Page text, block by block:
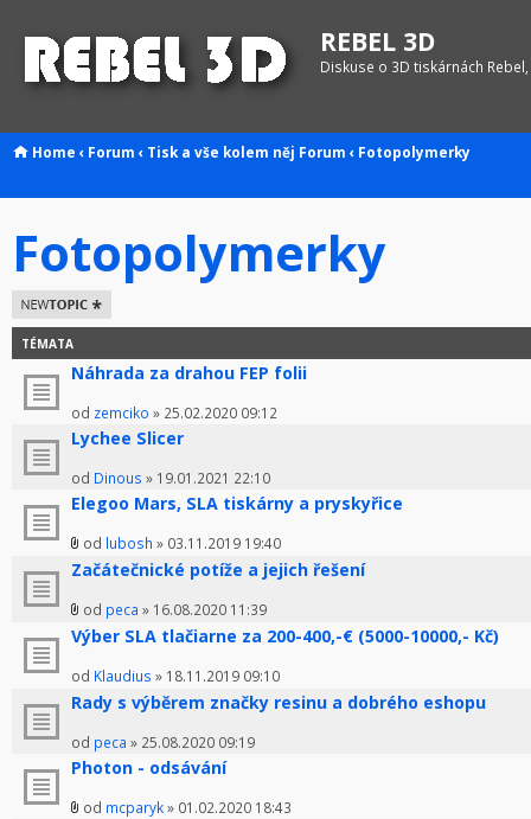
REBEL 3D
Diskuse o 3D tiskárnách
Home ‹ Forum ‹ Tisk a vše kolem něj Forum ‹ Fotopolymerky
Fotopolymerky
Odeslat nové
téma
TÉMATA
Náhrada za drahou FEP folii
od zemciko » 25.02.2020 09:12
Lychee Slicer
od Dinous » 19.01.2021 22:10
Elegoo Mars, SLA tiskárny a pryskyřice
od lubosh » 03.11.2019 19:40
Začátečnické potíže a jejich řešení
od peca » 16.08.2020 11:39
Výber SLA tlačiarne za 200-400,-€ (5000-10000,- Kč)
od Klaudius » 18.11.2019 09:10
Rady s výběrem značky resinu a dobrého eshopu
od peca » 25.08.2020 09:19
Photon - odsávání
od mcparyk» 01.02.2020 18:43